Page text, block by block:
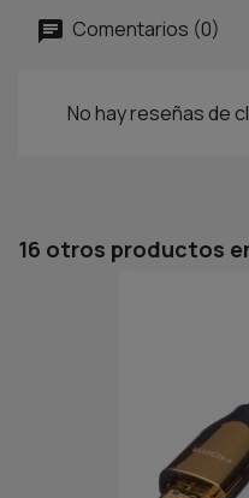
Comentarios (0)
No hay reseñas de
16 otros productos